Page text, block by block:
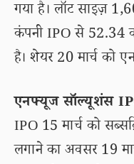
गया है। लॉट साइज़
कंपनी IPO से 52.34
है। शेयर 20 मार्च को
एनफ्यूज सॉल्यूशंस
IPO 15 मार्च को
लगाने का अवसर 19